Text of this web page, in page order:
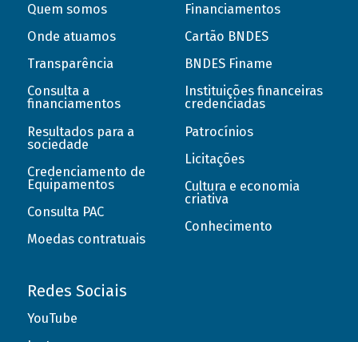
Quem somos
Onde atuamos
Transparência
Consulta a
financiamentos
Resultados para a
sociedade
Credenciamento de
Equipamentos
Consulta PAC
Moedas contratuais
Financiamentos
Cartão BNDES
BNDES Finame
Instituições financeiras
credenciadas
Patrocínios
Licitações
Cultura e economia
criativa
Conhecimento
Redes Sociais
YouTube